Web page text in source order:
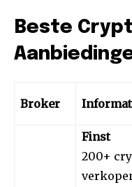
Beste
Broker
Finst
200+